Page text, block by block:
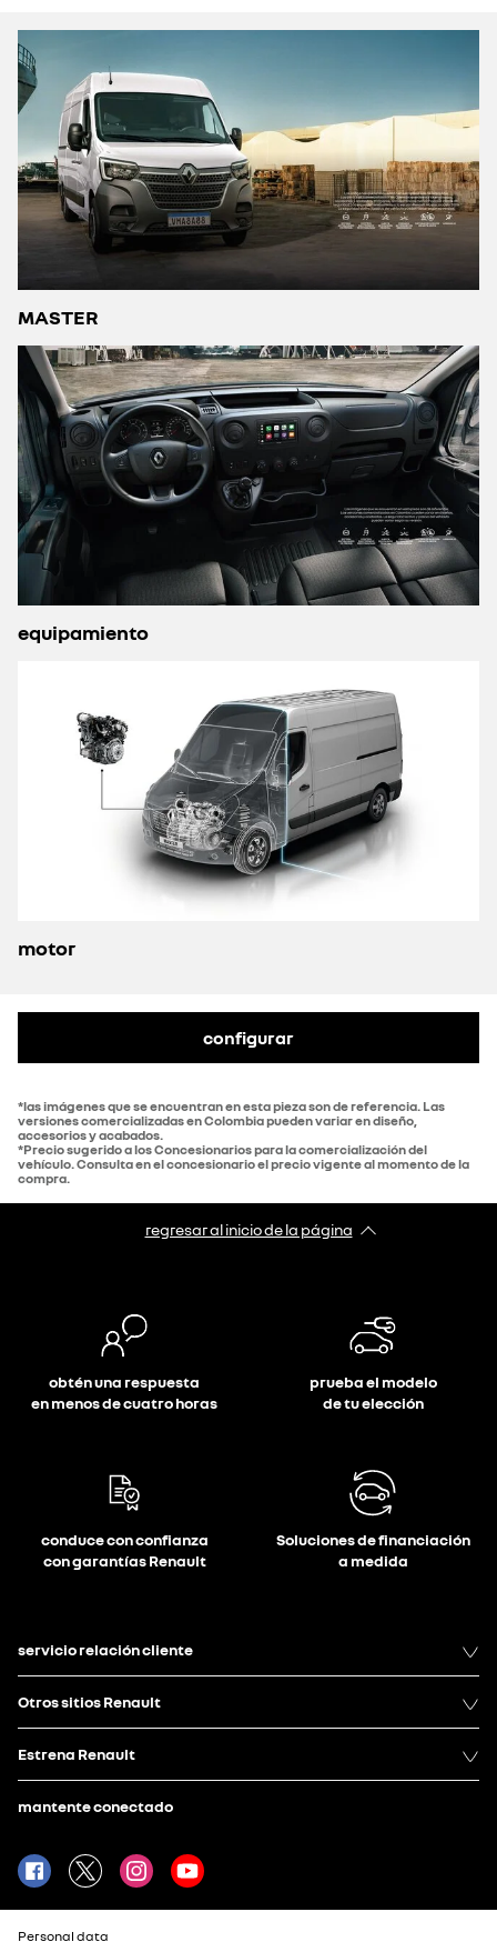
MASTER
equipamiento
motor
configurar
*las imágenes que se encuentran en esta pieza son de referencia. Las
versiones comercializadas en Colombia pueden variar en diseño,
accesorios y acabados.
*Precio sugerido a los Concesionarios para la comercialización del
vehículo. Consulta en el concesionario el precio vigente al momento de la
compra.
regresar al inicio de la página
obtén una respuesta
en menos de cuatro horas
prueba el modelo
de tu elección
conduce con confianza
con garantías Renault
Soluciones de financiación
a medida
servicio relación cliente
Otros sitios Renault
Estrena Renault
mantente conectado
Personal data